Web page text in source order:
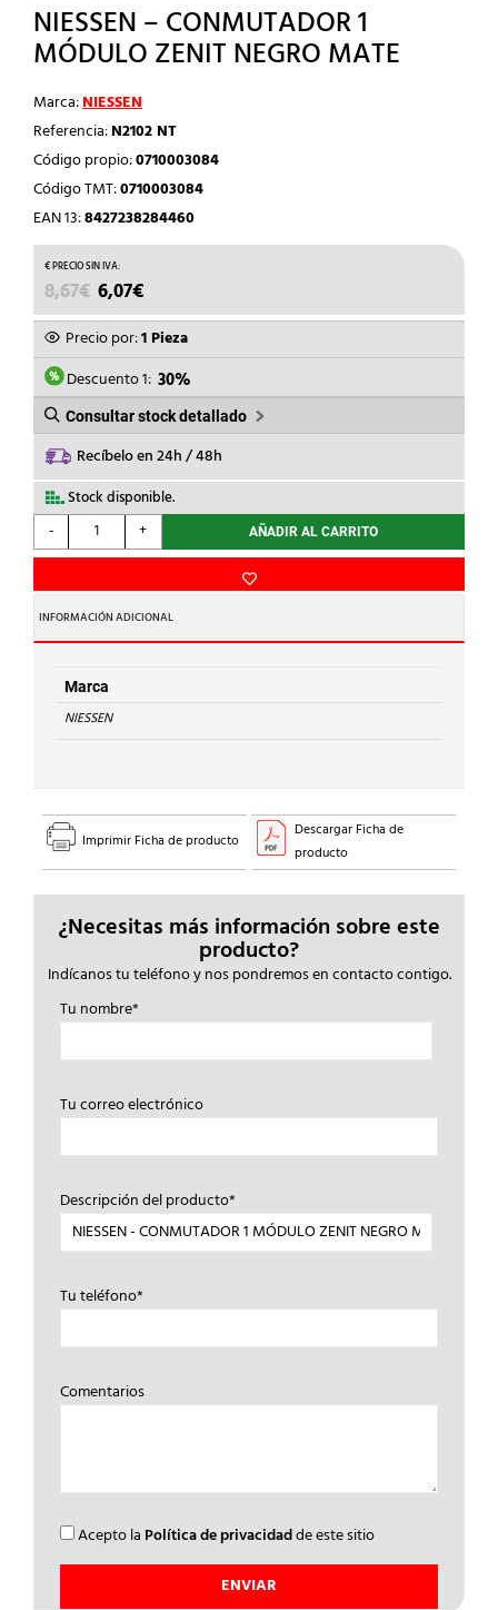
NIESSEN – CONMUTADOR 1
MÓDULO ZENIT NEGRO MATE
Marca:NIESSEN
Referencia:N2102 NT
Código propio:0710003084
Código TMT:0710003084
EAN 13:8427238284460
8,67€ EL
PRECIO
ORIGINAL
ERA:
8,67€.
6,07€
PRECIO
ACTUAL
ES:
6,07€.
Precio por:1 Pieza
Descuento 1: 30%
Consultar stock detallado
Recíbelo en 24h / 48h
Stock disponible.
-
NIESSEN
-
1
MÓDULO
ZENIT
NEGRO
MATE
cantidad
+ AÑADIR AL CARRITO
INFORMACIÓN ADICIONAL
Marca
NIESSEN
Imprimir Ficha de producto
Descargar Ficha de
producto
¿Necesitas más información sobre este
producto?
Indícanos tu teléfono y nos pondremos en contacto contigo.
Tu nombre*
Tu correo electrónico
Descripción del producto*
Tu teléfono*
Comentarios
Acepto la Política de privacidadde este sitio